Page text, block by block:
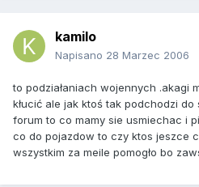
kamilo
Napisano 28 Marzec 2006
to podziałaniach wojennych .akagi
kłucić ale jak ktoś tak podchodzi
forum to co mamy sie usmiechac i
co do pojazdow to czy ktos jeszce
wszystkim za meile pomogło bo